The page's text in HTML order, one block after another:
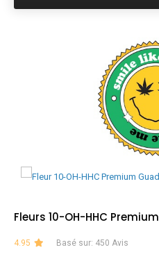
Fleurs 10-OH-HHC Premium
4.95 Basé sur: 450 Avis